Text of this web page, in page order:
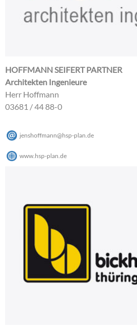
HOFFMANN SEIFERT PARTNER
Architekten Ingenieure
Herr Hoffmann
03681 / 44 88-0
jenshoffmann@hsp-plan.de
www.hsp-plan.de